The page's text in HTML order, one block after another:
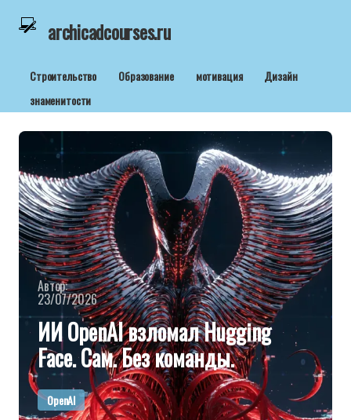
archicadcourses.ru
Строительство Образование мотивация
Дизайн
знаменитости
Автор:
23/07/2026
ИИ OpenAI взломал Hugging
Face. Сам. Без команды.
OpenAI